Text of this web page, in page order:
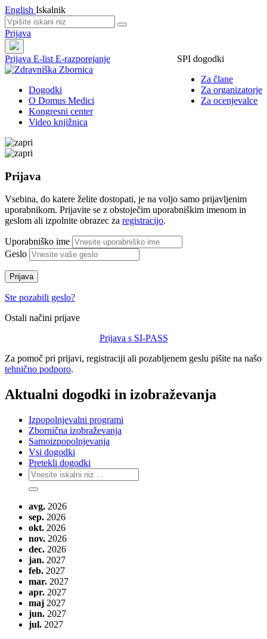
English Iskalnik
Prijava
Prijava
SPI dogodki
Za člane
Za organizatorje
Za ocenjevalce
E-list E-razporejanje
Dogodki
O Domus Medici
Kongresni center
Video knjižnica
Prijava
Vsebina, do katere želite dostopati, je na voljo samo prijavljenim
uporabnikom. Prijavite se z obstoječim uporabniškim imenom in
geslom ali izpolnite obrazec za registracijo.
Uporabniško ime
Geslo
Prijava
Ste pozabili geslo?
Ostali načini prijave
Prijava s SI-PASS
Za pomoč pri prijavi, registraciji ali pozabljenem geslu pišite na našo
tehnično podporo.
Aktualni dogodki in izobraževanja
Izpopolnjevalni programi
Zbornična izobraževanja
Samoizpopolnjevanja
Vsi dogodki
Pretekli dogodki
avg. 2026
sep. 2026
okt. 2026
nov. 2026
dec. 2026
jan. 2027
feb. 2027
mar. 2027
apr. 2027
maj 2027
jun. 2027
jul. 2027